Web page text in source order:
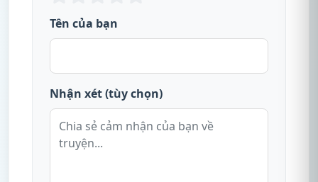
Tên của bạn
Nhận xét (tùy chọn)